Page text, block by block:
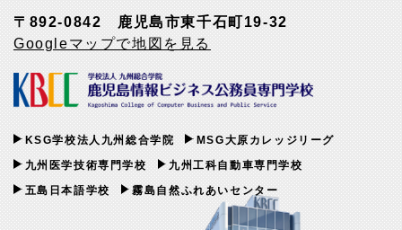
〒892-0842 鹿児島市東千石町19-32
Googleマップで地図を見る
KSG学校法人九州総合学院
MSG大原カレッジリーグ
九州医学技術専門学校
九州工科自動車専門学校
五島日本語学校
霧島自然ふれあいセンター